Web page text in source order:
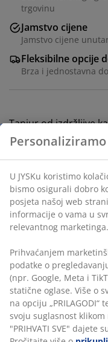
trgovinu
Jamstvo cijene
Jamstvo cijene
Fleksibilne opcije
Brza i jednostavna
Tanjur od izdržljive
dizajna i prirodne
posluživanje glavnih
posuđa za
BROJ ARTIKLA: 4912899
Podaci o
Komentari
(0)
U JYSKu koristimo
bismo osigurali dobro
našoj web stranici.
u svrhu
marketinga.
Prihvaćanjem
podatke o
Google, Meta i TikTok)
Više o svrhama možete